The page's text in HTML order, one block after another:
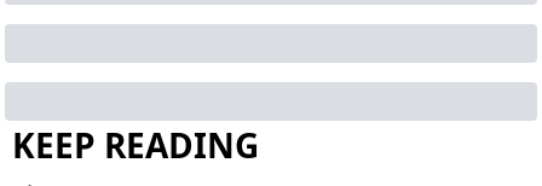
KEEP READING